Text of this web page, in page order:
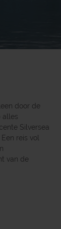
door de
alles
Silversea
reis vol
van de